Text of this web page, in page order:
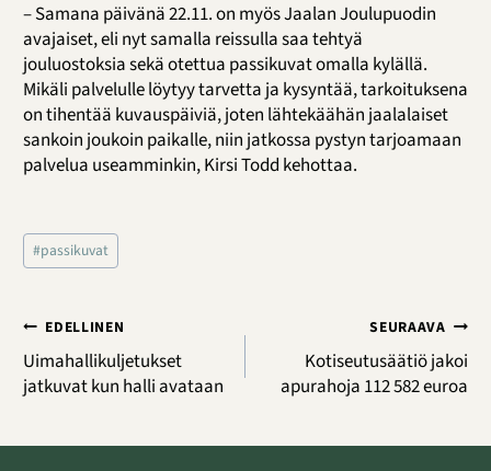
– Samana päivänä 22.11. on myös Jaalan Joulupuodin
avajaiset, eli nyt samalla reissulla saa tehtyä
jouluostoksia sekä otettua passikuvat omalla kylällä.
Mikäli palvelulle löytyy tarvetta ja kysyntää, tarkoituksena
on tihentää kuvauspäiviä, joten lähtekäähän jaalalaiset
sankoin joukoin paikalle, niin jatkossa pystyn tarjoamaan
palvelua useamminkin, Kirsi Todd kehottaa.
Avainsanat:
#passikuvat
Artikkelien
selaus
EDELLINEN
Uimahallikuljetukset
jatkuvat kun halli avataan
SEURAAVA
Kotiseutusäätiö jakoi
apurahoja 112 582 euroa